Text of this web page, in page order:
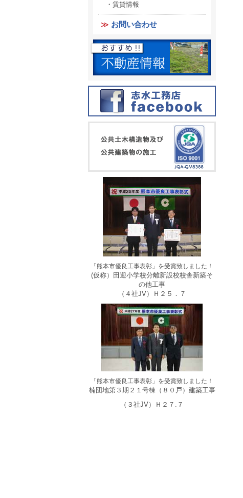
賃貸情報
お問い合わせ
「熊本市優良工事表彰」を受賞致しました！
(仮称）田迎小学校分離新設校校舎新築そ
の他工事
（４ 社JV）Ｈ２５．７
「熊本市優良工事表彰」を受賞致しました！
楠団地第３期２１号棟（８０戸）建築工事
（３社JV）Ｈ２７.７